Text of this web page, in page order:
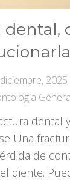
dental,
2025
dental
Una
de
diente.